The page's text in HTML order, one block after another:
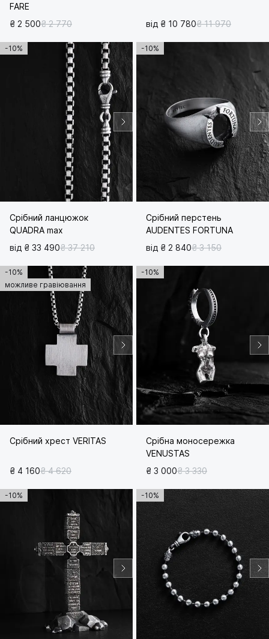
FARE
₴ 2 500₴ 2 770 від ₴ 10 780₴ 11 970
-10%
Срібний ланцюжок
QUADRA max
від ₴ 33 490₴ 37 210
-10%
Срібний перстень
AUDENTES FORTUNA
від ₴ 2 840₴ 3 150
-10%
можливе гравіювання
Срібний хрест VERITAS
₴ 4 160₴ 4 620
-10%
Срібна моносережка
VENUSTAS
₴ 3 000₴ 3 330
-10% -10%